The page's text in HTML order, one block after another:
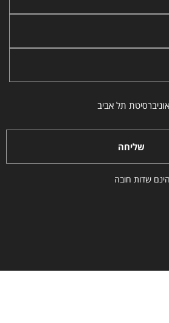
תל אביב
שליחה
שדות חובה